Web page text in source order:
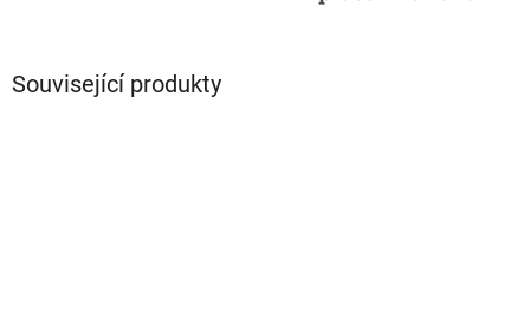
Související produkty